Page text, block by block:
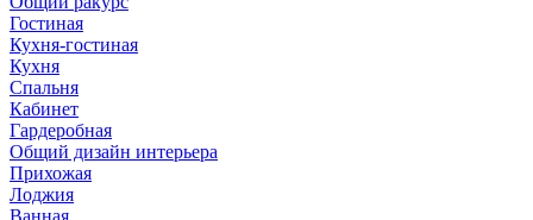
Гостиная
Кухня-гостиная
Кухня
Спальня
Кабинет
Гардеробная
Общий дизайн интерьера
Прихожая
Лоджия
Ванная